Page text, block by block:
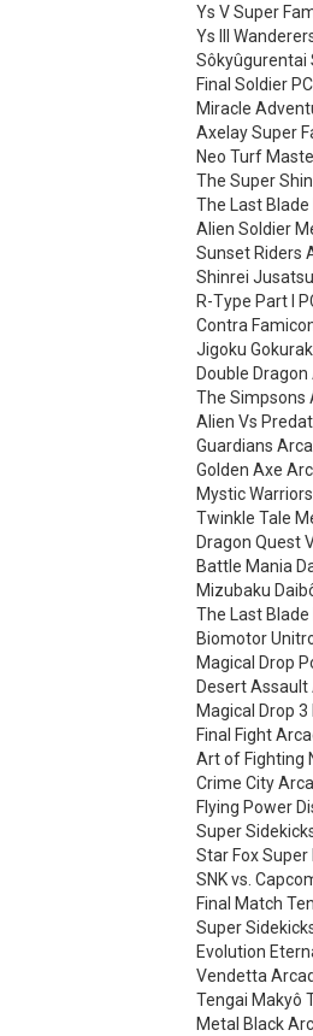
Ys V Super
Ys III
Sôkyûgurentai
Final Soldier
Miracle
Axelay Super
Neo Turf
The Super
The Last Blade
Alien Soldier
Sunset Riders
Shinrei
R-Type Part I
Contra
Jigoku
Double
The Simpsons
Alien Vs
Guardians
Golden Axe
Mystic
Twinkle Tale
Dragon Quest
Battle Mania
Mizubaku
The Last Blade
Biomotor
Magical Drop
Desert Assault
Magical Drop 3
Final Fight
Art of Fighting
Crime City
Flying Power
Super
Star Fox Super
SNK vs.
Final Match
Super
Evolution
Vendetta
Tengai Makyô
Metal Black